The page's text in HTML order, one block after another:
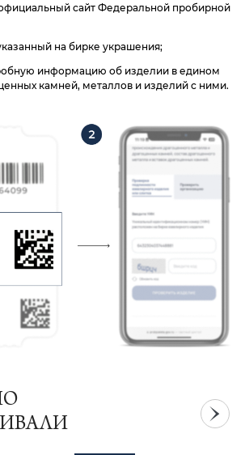
сайт Федеральной пробирной
на бирке украшения;
информацию об изделии в едином
камней, металлов и изделий с ними.